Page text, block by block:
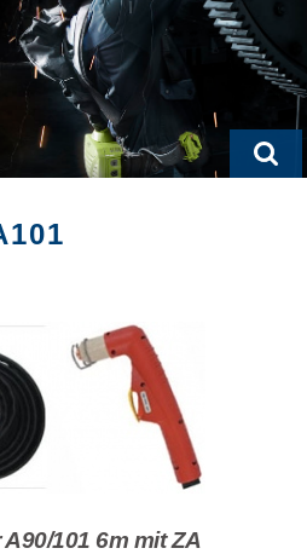
101 6m mit ZA